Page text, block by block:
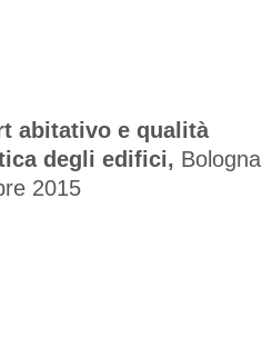
abitativo e qualità
degli edifici, Bologna
2015